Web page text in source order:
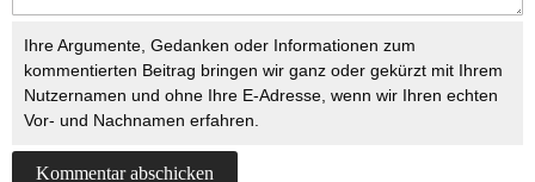
Ihre Argumente, Gedanken oder Informationen zum
kommentierten Beitrag bringen wir ganz oder gekürzt mit Ihrem
Nutzernamen und ohne Ihre E-Adresse, wenn wir Ihren echten
Vor- und Nachnamen erfahren.